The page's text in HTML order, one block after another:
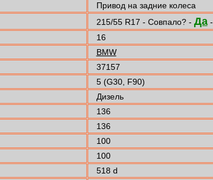
Привод на задние колеса
215/55 R17 - Совпало? - Да-
16
BMW
37157
5 (G30, F90)
Дизель
136
136
100
100
518 d